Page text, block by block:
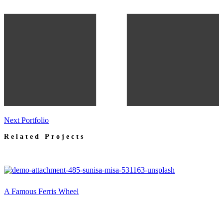
Next Portfolio
Related Projects
A Famous Ferris Wheel